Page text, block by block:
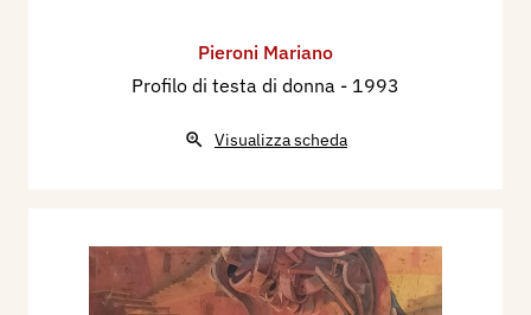
Pieroni Mariano
Profilo di testa di donna - 1993
Visualizza scheda